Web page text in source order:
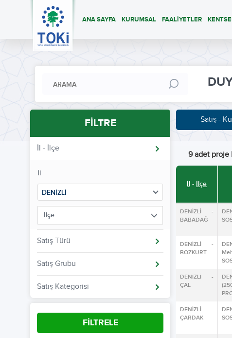
ANA SAYFA KURUMSAL FAALİYETLER
FİLTRE
İl - İlçe
İl
DENİZLİ
İlçe
Satış Türü
Satış Grubu
Satış Kategorisi
FİLTRELE
Satış -
9 adet proje
İl - İlçe
DENİZLİ -
BABADAĞ
DENİZLİ -
BOZKURT
DENİZLİ -
ÇAL
DENİZLİ -
ÇARDAK